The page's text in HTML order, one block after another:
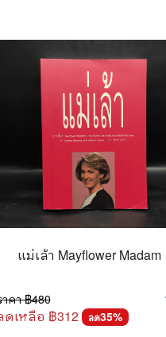
แม่เล้า Mayflower Madam
คา ฿480
ดเหลือ ฿312 ลด35%
Art and Design
🤹‍♀️ Humor & Entertainment
🏝️ Survival & Emergency
Preparedness
🦸‍♂️ Comics & Graphic Novels
Historical & Political
🌠 Astrology
Religion
🧏‍♀️ Languages
🪐 Science & Math
Health and Well-Being